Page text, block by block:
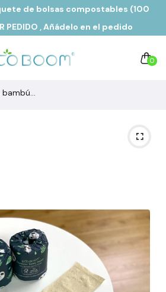
de bolsas compostables (100
PEDIDO , Añádelo en el pedido
0
Papel higiénico 100% bambú - Rollo 2 capas y 200 hojas.